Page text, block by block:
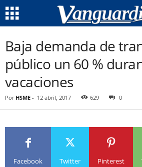
Baja demanda de
público un 60 %
vacaciones
Por HSME - 12 abril, 2017 629 0
Facebook Twitter Pinterest